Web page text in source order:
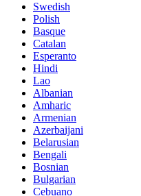
Swedish
Polish
Basque
Catalan
Esperanto
Hindi
Lao
Albanian
Amharic
Armenian
Azerbaijani
Belarusian
Bengali
Bosnian
Bulgarian
Cebuano